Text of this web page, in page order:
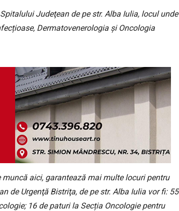
Judeţean de pe str. Alba Iulia, locul unde
Dermatovenerologia și Oncologia
aici, garantează mai multe locuri pentru
de Urgenţă Bistriţa, de pe str. Alba Iulia vor fi: 55
16 de paturi la Secția Oncologie pentru